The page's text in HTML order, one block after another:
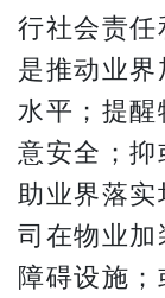
行社会责
是推动业
水平；提
意安全；
助业界落
司在物业
障碍设施